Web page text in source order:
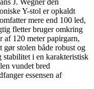
Y-stol er opkaldt
mere end 100 led,
fletter bruger omkring
af 120 meter papirgarn,
stolen både robust og
i en karakteristisk
vundet bred
essensen af